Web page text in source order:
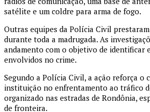
satélite e um coldre para arma de fogo.
Outras equipes da Polícia Civil
durante toda a madrugada. As
andamento com o objetivo de identificar
envolvidos no crime.
Segundo a Polícia Civil, a ação reforça o
instituição no enfrentamento ao tráfico
organizado nas estradas de Rondônia,
de fronteira.